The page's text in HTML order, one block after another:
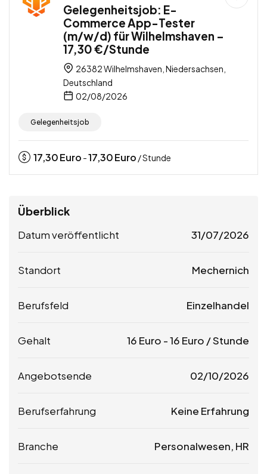
Gelegenheitsjob: E-
Commerce App-Tester
(m/w/d) für Wilhelmshaven –
17,30 €/Stunde
26382 Wilhelmshaven, Niedersachsen,
Deutschland
02/08/2026
Gelegenheitsjob
17,30Euro -17,30Euro / Stunde
Überblick
Datum veröffentlicht 31/07/2026
Standort Mechernich
Berufsfeld Einzelhandel
Gehalt 16 Euro -16 Euro / Stunde
Angebotsende 02/10/2026
Berufserfahrung Keine Erfahrung
Branche Personalwesen, HR